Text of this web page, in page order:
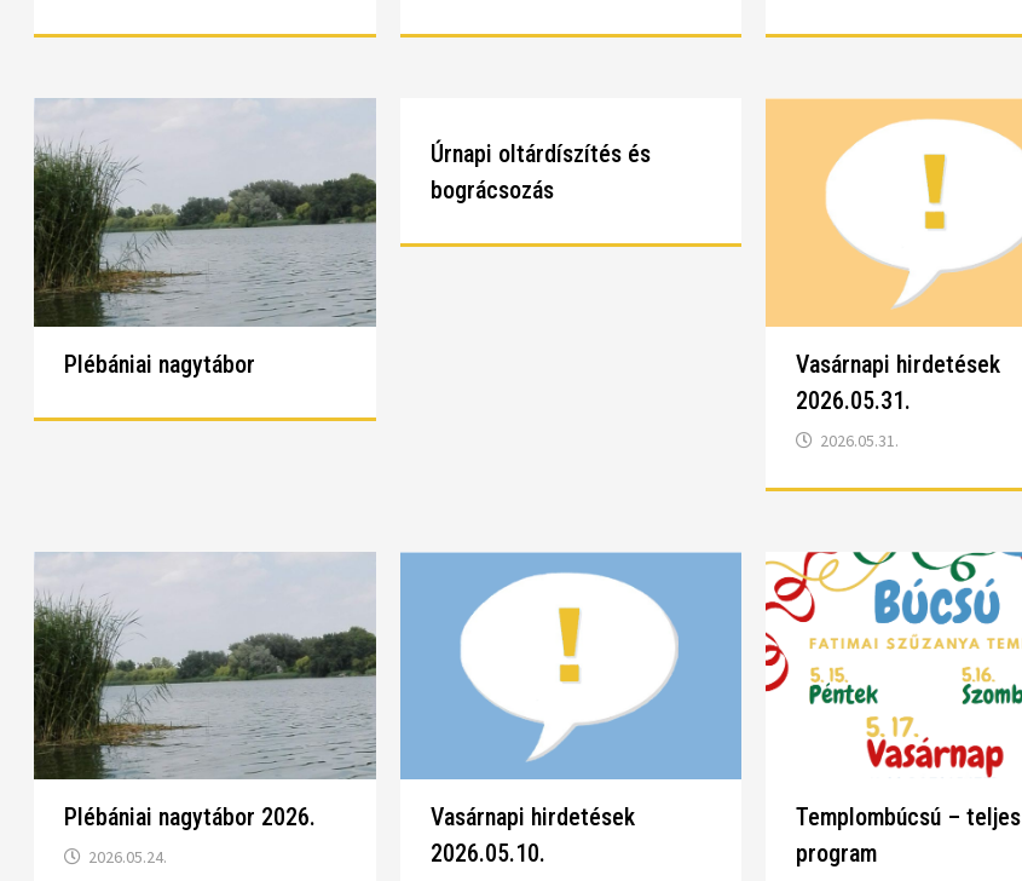
Plébániai nagytábor
Úrnapi oltárdíszítés és
bográcsozás
Vasárnapi hirdetések
2026.05.31.
2026.05.31.
Plébániai nagytábor 2026.
2026.05.24.
Vasárnapi hirdetések
2026.05.10.
Templombúcsú – teljes
program